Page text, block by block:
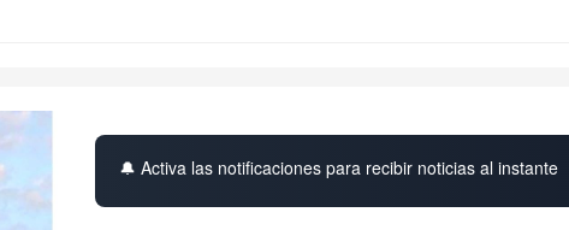
🔔 Activa las notificaciones para recibir noticias al instante